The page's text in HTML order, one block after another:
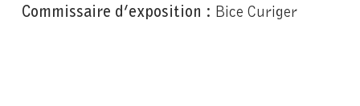
Commissaire d’exposition : Bice Curiger